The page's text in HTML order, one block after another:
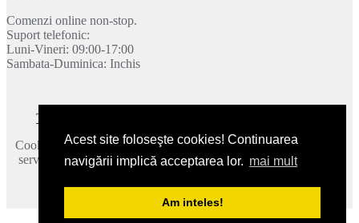
Acest site foloseşte cookies! Continuarea
navigării implică acceptarea lor. mai mult
Am inteles!
Comenzi online non-stop.
Suport telefonic:
Luni-Vineri: 09:00-17:00
Sambata-Duminica: Inchis
Termeni si conditii
Cookie-urile ne ajuta sa oferim serviciile noastre. Utilizand aceste
servicii, acceptati modul in care utilizam cookie-urile.Mai multe
2026 © JeepGaraj.ro - Toate drepturile rezervate.